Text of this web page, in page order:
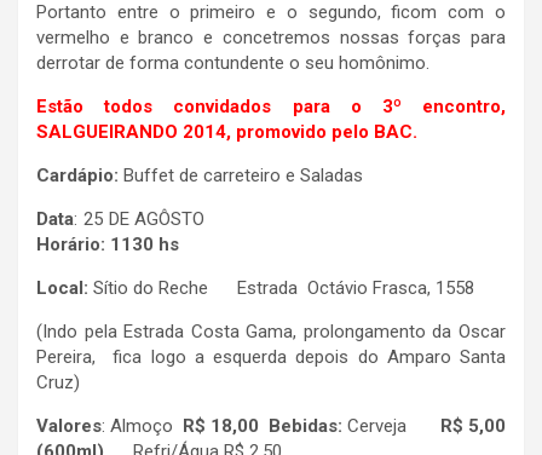
Portanto entre o primeiro e o segundo, ficom com o
vermelho e branco e concetremos nossas forças para
derrotar de forma contundente o seu homônimo.
Estão todos convidados para o 3º encontro,
SALGUEIRANDO 2014, promovido pelo BAC.
Cardápio: Buffet de carreteiro e Saladas
Data: 25 DE AGÔSTO
Horário: 1130 hs
Local: Sítio do Reche Estrada Octávio Frasca, 1558
(Indo pela Estrada Costa Gama, prolongamento da Oscar
Pereira, fica logo a esquerda depois do Amparo Santa
Cruz)
Valores: Almoço R$ 18,00 Bebidas: Cerveja R$ 5,00